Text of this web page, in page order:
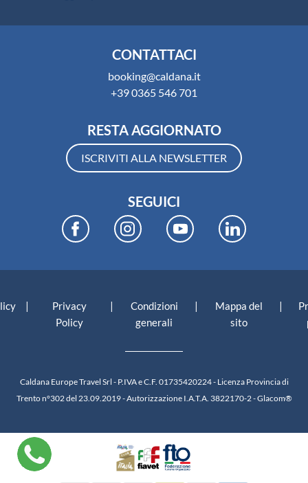
CONTATTACI
booking@caldana.it
+39 0365 546 701
RESTA AGGIORNATO
ISCRIVITI ALLA NEWSLETTER
SEGUICI
|
Privacy
Policy
|
Condizioni
generali
|
Mappa del
sito
|
Caldana Europe Travel Srl - P.IVA e C.F. 01735420224 - Licenza Provincia di
Trento n°302 del 23.09.2019 - Autorizzazione I.A.T.A. 3822170-2 -Glacom®